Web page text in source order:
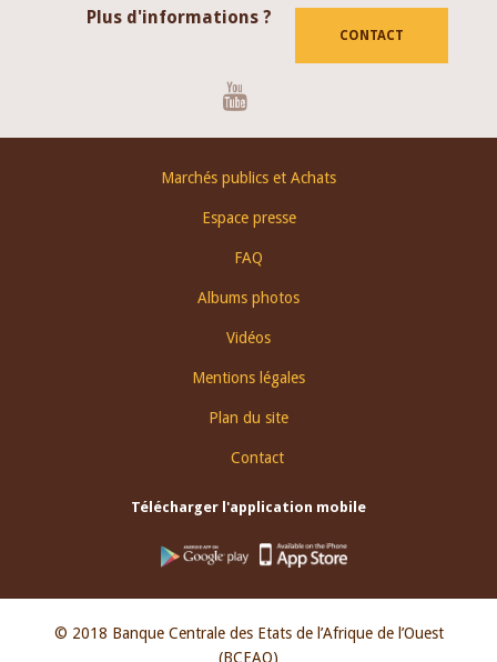
Plus d'informations ?
CONTACT
Marchés publics et Achats
Espace presse
FAQ
Albums photos
Vidéos
Mentions légales
Plan du site
Contact
Télécharger l'application mobile
© 2018 Banque Centrale des Etats de l’Afrique de l’Ouest
(BCEAO)